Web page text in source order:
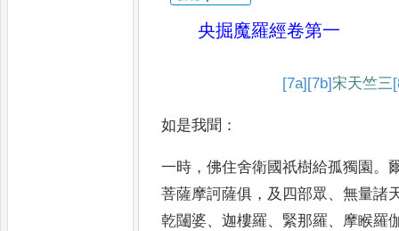
央掘魔羅經卷第一
[7a] [7b]宋天竺三
如是我聞 ：
一時 ，佛住舍衛國祇樹給孤獨園 。
菩薩摩訶薩俱 ， 及四部眾、無量諸
乾闥婆、迦樓羅、 緊那羅、 摩睺羅